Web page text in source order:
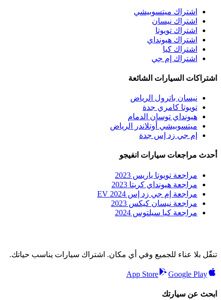
اشتراك ميتسوبيشي
اشتراك نيسان
اشتراك تويوتا
اشتراك هيونداي
اشتراك كيا
اشتراك إم جي
اشتراكات السيارات الشائعة
نيسان باترول الرياض
تويوتا كامري جدة
هيونداي توسان الدمام
ميتسوبيشي أوتلاندر الرياض
إم جي زد إس جدة
أحدث مراجعات سيارات انفيجو
مراجعة تويوتا ياريس 2023
مراجعة هيونداي كريتا 2023
مراجعة إم جي زد إس EV 2024
مراجعة نيسان كيكس 2023
مراجعة كيا سيلتوس 2024
تنقّل بلا عناء للجميع وفي أي مكان. اشتراك سيارات يناسب حياتك.
App Store Google Play
ابحث عن سيارتك